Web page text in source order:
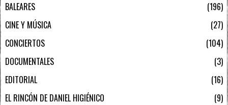
BALEARES
196
CINE Y MÚSICA
27
CONCIERTOS
104
DOCUMENTALES
3
EDITORIAL
16
EL RINCÓN DE DANIEL HIGIÉNICO
9